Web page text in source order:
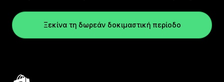
Ξεκίνα τη δωρεάν δοκιμαστική περίοδο